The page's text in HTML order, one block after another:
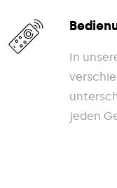
In
jeden